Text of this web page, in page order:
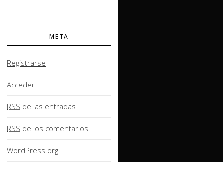
META
Registrarse
Acceder
RSS de las entradas
RSS de los comentarios
WordPress.org